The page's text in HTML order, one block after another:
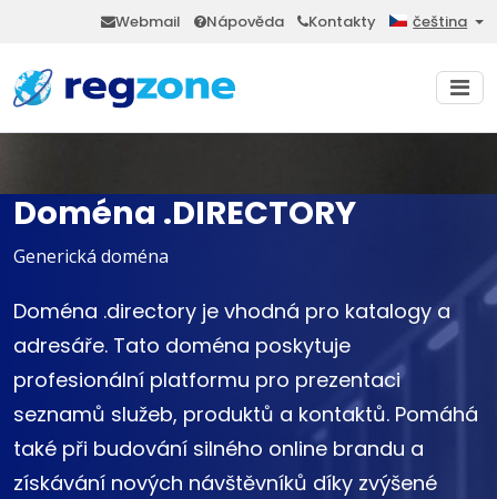
Webmail Nápověda Kontakty čeština
Doména .DIRECTORY
Generická doména
Doména .directory je vhodná pro katalogy a
adresáře. Tato doména poskytuje
profesionální platformu pro prezentaci
seznamů služeb, produktů a kontaktů. Pomáhá
také při budování silného online brandu a
získávání nových návštěvníků díky zvýšené